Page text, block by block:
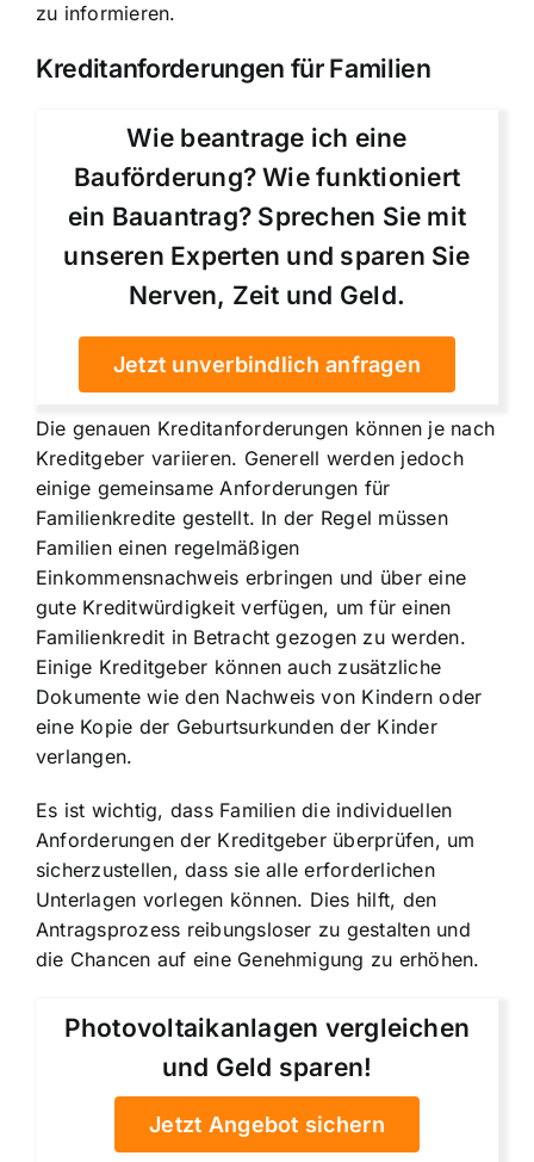
zu informieren.
Kreditanforderungen für Familien
Wie beantrage ich eine
Bauförderung? Wie funktioniert
ein Bauantrag? Sprechen Sie mit
unseren Experten und sparen Sie
Nerven, Zeit und Geld.
Jetzt unverbindlich anfragen
Die genauen Kreditanforderungen können je nach
Kreditgeber variieren. Generell werden jedoch
einige gemeinsame Anforderungen für
Familienkredite gestellt. In der Regel müssen
Familien einen regelmäßigen
Einkommensnachweis erbringen und über eine
gute Kreditwürdigkeit verfügen, um für einen
Familienkredit in Betracht gezogen zu werden.
Einige Kreditgeber können auch zusätzliche
Dokumente wie den Nachweis von Kindern oder
eine Kopie der Geburtsurkunden der Kinder
verlangen.
Es ist wichtig, dass Familien die individuellen
Anforderungen der Kreditgeber überprüfen, um
sicherzustellen, dass sie alle erforderlichen
Unterlagen vorlegen können. Dies hilft, den
Antragsprozess reibungsloser zu gestalten und
die Chancen auf eine Genehmigung zu erhöhen.
Photovoltaikanlagen vergleichen
und Geld sparen!
Jetzt Angebot sichern